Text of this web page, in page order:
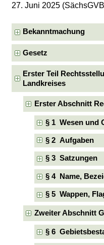
27. Juni 2025
Bekanntmachung
Gesetz
Erster Teil
Landkreises
Erster Abschnitt
§ 1 Wesen und
§ 2 Aufgaben
§ 3 Satzungen
§ 4 Name,
§ 5 Wappen,
Zweiter Abschnitt
§ 6